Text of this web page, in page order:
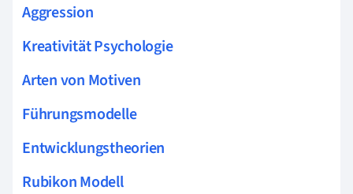
Aggression
Kreativität Psychologie
Arten von Motiven
Führungsmodelle
Entwicklungstheorien
Rubikon Modell